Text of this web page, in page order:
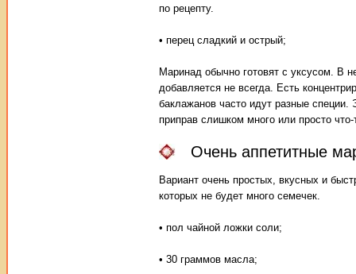
по рецепту.
• перец сладкий и острый;
Маринад обычно готовят с уксусом. В
добавляется не всегда. Есть
баклажанов часто идут разные
приправ слишком много или просто
Очень аппетитные
Вариант очень простых, вкусных и
которых не будет много семечек.
• пол чайной ложки соли;
• 30 граммов масла;